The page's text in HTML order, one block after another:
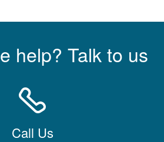
help? Talk to us
Call Us